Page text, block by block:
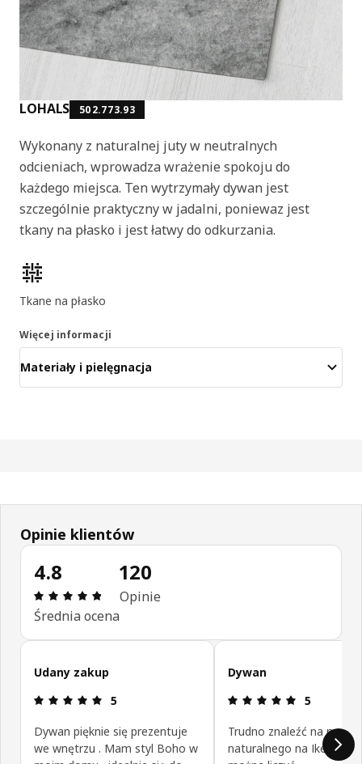
LOHALS 502.773.93
Wykonany z naturalnej juty w neutralnych
odcieniach, wprowadza wrażenie spokoju do
każdego miejsca. Ten wytrzymały dywan jest
szczególnie praktyczny w jadalni, poniewaz jest
tkany na płasko i jest łatwy do odkurzania.
Cechy produktu
Tkane na płasko
Więcej informacji
Materiały i pielęgnacja
Opinie klientów
4.8
Opinia: 4.8 na 5 gwiazdki. Recenzje ogółem: 120
Średnia ocena
120
Opinie
Pomiń opinie klientów
Udany zakup
Opinia: 5 na 5 gwiazdki.
5
Dywan pięknie się prezentuje
we wnętrzu . Mam styl Boho w
Dywan
Opinia: 5
5
Trudno znaleźć na rynku
naturalnego na Ikea